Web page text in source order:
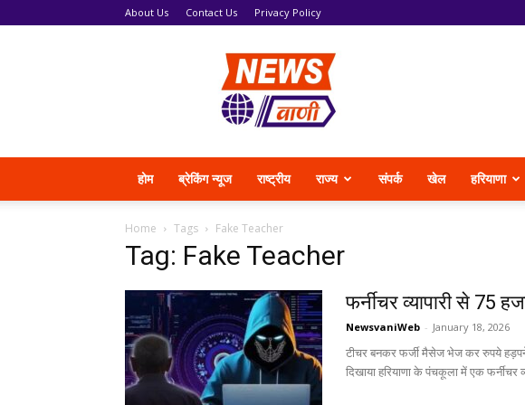
About Us Contact Us Privacy Policy
News
Vani
होम ब्रेकिंग न्यूज राष्ट्रीय राज्य संपर्क खेल हरियाणा
Home Tags Fake Teacher
Tag: Fake Teacher
फर्नीचर व्यापारी से 75
NewsvaniWeb - January 18, 2026
टीचर बनकर फर्जी मैसेज भेज कर रुपये
दिखाया हरियाणा के पंचकूला में एक फर्नीचर